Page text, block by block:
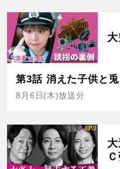
第3話 消えた子供と兎
8月6日(木)放送分